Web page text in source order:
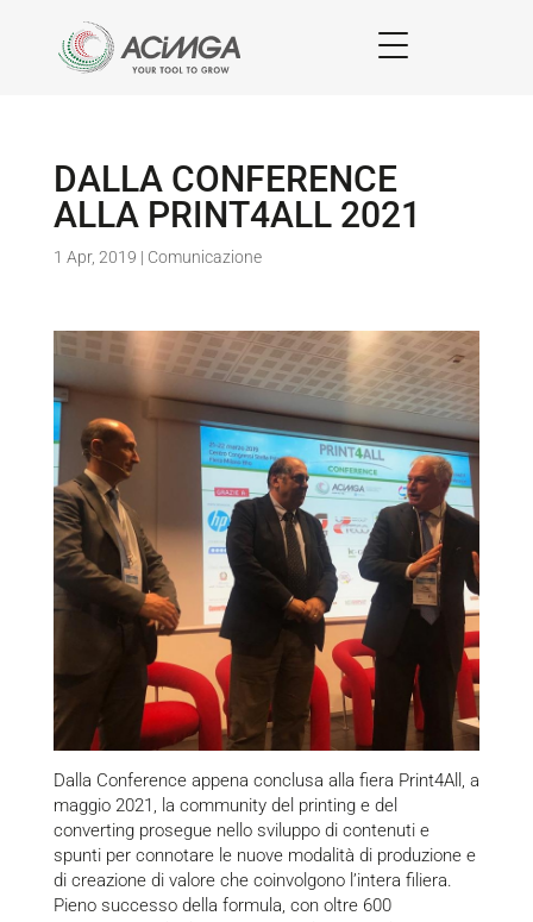
DALLA CONFERENCE
ALLA PRINT4ALL 2021
1 Apr, 2019 | Comunicazione
Dalla Conference appena conclusa alla fiera Print4All, a
maggio 2021, la community del printing e del
converting prosegue nello sviluppo di contenuti e
spunti per connotare le nuove modalità di produzione e
di creazione di valore che coinvolgono l’intera filiera.
Pieno successo della formula, con oltre 600